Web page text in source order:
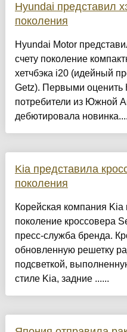
Hyundai представил
поколения
Hyundai Motor
счету поколение
хетчбэка i20 (идейный
Getz). Первыми оценить
потребители из Южной
дебютировала новинка....
Kia представила
поколения
Корейская компания
поколение кроссовера
пресс-служба бренда.
обновленную решетку
подсветкой,
стиле Kia, задние ......